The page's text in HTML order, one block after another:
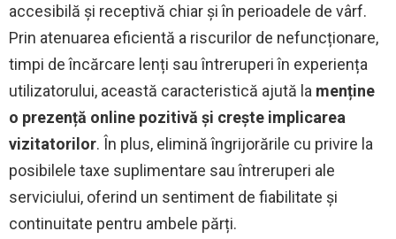
accesibilă și receptivă chiar și în perioadele de vârf.
Prin atenuarea eficientă a riscurilor de nefuncționare,
timpi de încărcare lenți sau întreruperi în experiența
utilizatorului, această caracteristică ajută la menține
o prezență online pozitivă și crește implicarea
vizitatorilor. În plus, elimină îngrijorările cu privire la
posibilele taxe suplimentare sau întreruperi ale
serviciului, oferind un sentiment de fiabilitate și
continuitate pentru ambele părți.